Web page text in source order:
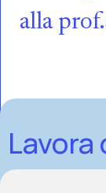
alla
Lavora